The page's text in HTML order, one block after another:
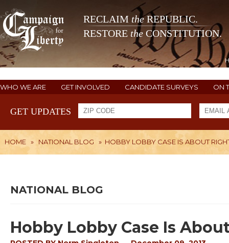
RECLAIM theREPUBLIC.
RESTORE the CONSTITUTION.
WHO WE ARE GET INVOLVED CANDIDATE SURVEYS ON
GET UPDATES
HOME » NATIONAL BLOG » HOBBY LOBBY CASE IS ABOUT
NATIONAL BLOG
Hobby Lobby Case Is